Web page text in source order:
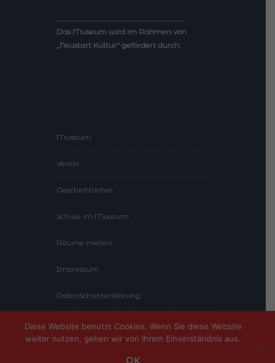
Das Museum wird im Rahmen von
„Neustart Kultur“ gefördert durch:
Museum
Verein
Geschichtliches
Schule im Museum
Räume mieten
Impressum
Datenschutzerklärung
Diese Website benutzt Cookies. Wenn Sie diese Website
weiter nutzen, gehen wir von Ihrem Einverständnis aus.
OK